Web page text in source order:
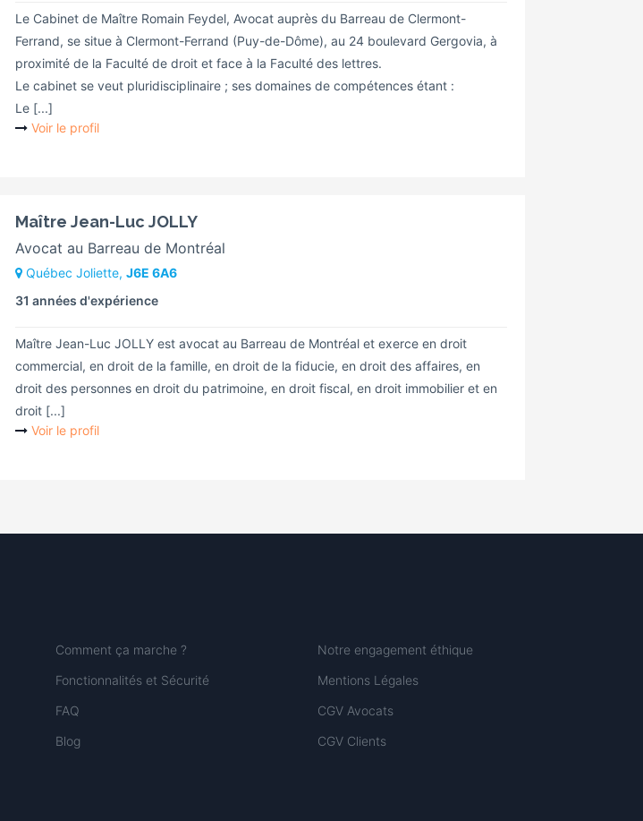
Le Cabinet de Maître Romain Feydel, Avocat auprès du Barreau de Clermont-
Ferrand, se situe à Clermont-Ferrand (Puy-de-Dôme), au 24 boulevard Gergovia, à
proximité de la Faculté de droit et face à la Faculté des lettres.
Le cabinet se veut pluridisciplinaire ; ses domaines de compétences étant :
Le [...]
Voir le profil
Maître Jean-Luc JOLLY
Avocat au Barreau de Montréal
Québec Joliette, J6E 6A6
31 années d'expérience
Maître Jean-Luc JOLLY est avocat au Barreau de Montréal et exerce en droit
commercial, en droit de la famille, en droit de la fiducie, en droit des affaires, en
droit des personnes en droit du patrimoine, en droit fiscal, en droit immobilier et en
droit [...]
Voir le profil
Comment ça marche ?
Fonctionnalités et Sécurité
FAQ
Blog
Notre engagement éthique
Mentions Légales
CGV Avocats
CGV Clients